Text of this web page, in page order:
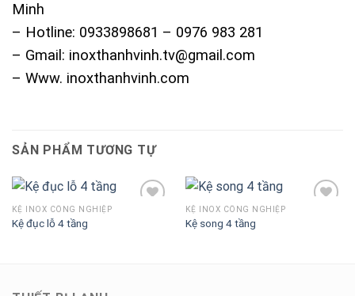
Minh
– Hotline: 0933898681 – 0976 983 281
– Gmail: inoxthanhvinh.tv@gmail.com
– Www. inoxthanhvinh.com
SẢN PHẨM TƯƠNG TỰ
KỆ INOX CÔNG NGHIỆP
Kệ đục lỗ 4 tầng
KỆ INOX CÔNG NGHIỆP
Kệ song 4 tầng